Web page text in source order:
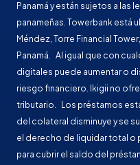
Panamá y están sujetos a las
panameñas. Towerbank está
Méndez, Torre Financial
Panamá. Al igual que con
digitales puede aumentar o
riesgo financiero. Ikigii no
tributario. Los préstamos
del colateral disminuye y se
el derecho de liquidar total o
para cubrir el saldo del